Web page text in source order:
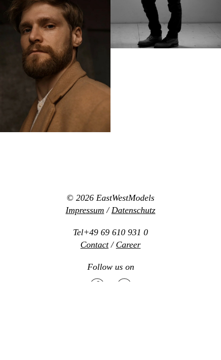
© 2026 EastWestModels
Impressum / Datenschutz
Tel+49 69 610 931 0
Contact/ Career
Follow us on